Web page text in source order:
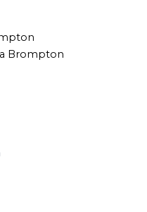
Brompton